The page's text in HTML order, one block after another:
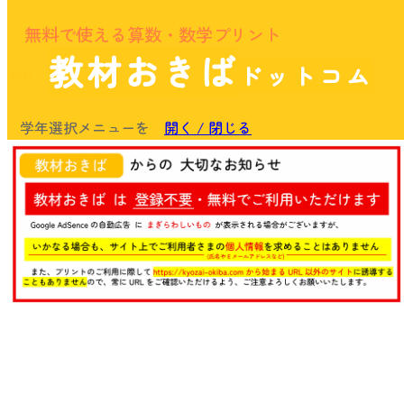
無料で使える算数・数学プリント
教材おきば ドットコム
学年選択メニューを 開く / 閉じる